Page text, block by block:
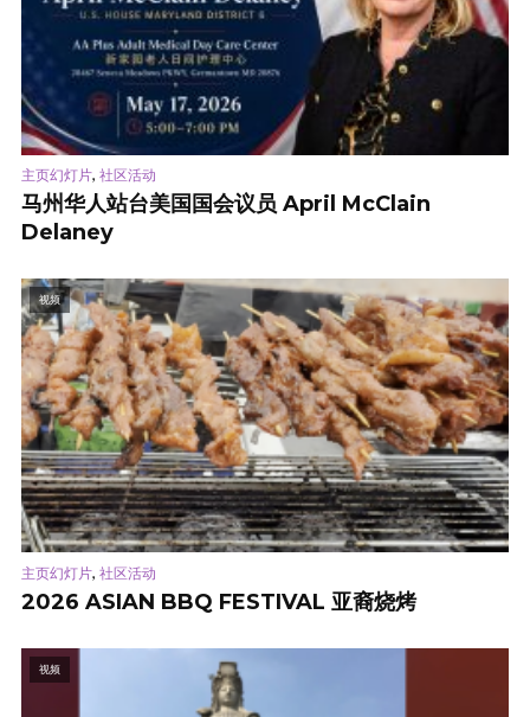
主页幻灯片, 社区活动
马州华人站台美国国会议员 April McClain
Delaney
视频
主页幻灯片, 社区活动
2026 ASIAN BBQ FESTIVAL 亚裔烧烤
视频